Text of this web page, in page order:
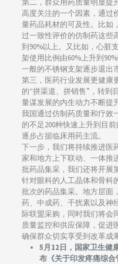
高度关注的一个因素，通过
量药品耗材的可及性。比如
过一致性评价的仿制药这些
到90%以上。又比如，心脏
架使用比例由60%上升到
一般的不锈钢支架逐步退出
第三，医药行业发展更健康
的“拼渠道、拼销售”，转到
量谋发展的内生动力不断提
我国通过仿制药质量和疗效
的不足200种快速上升到目
逐步占据临床用药主流。
下一步，我们将持续推进医
家和地方上下联动、一体推
批药品集采，我们还将开展
针对眼科的人工晶体和骨科
批次的药品集采。地方层面
药、中成药、干扰素以及神
际联盟采购，同时我们将会
质量监控和供应保障，促进
确保群众切实享受到改革成果
5月12日，国家卫生健
布《关于印发疼痛综合